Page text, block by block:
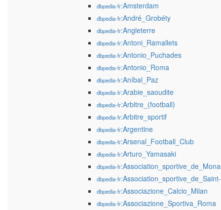
dbpedia-fr:Amsterdam
dbpedia-fr:André_Grobéty
dbpedia-fr:Angleterre
dbpedia-fr:Antoni_Ramallets
dbpedia-fr:Antonio_Puchades
dbpedia-fr:Antonio_Roma
dbpedia-fr:Aníbal_Paz
dbpedia-fr:Arabie_saoudite
dbpedia-fr:Arbitre_(football)
dbpedia-fr:Arbitre_sportif
dbpedia-fr:Argentine
dbpedia-fr:Arsenal_Football_Club
dbpedia-fr:Arturo_Yamasaki
dbpedia-fr
dbpedia-fr
dbpedia-fr:Associazione_Calcio_Milan
dbpedia-fr:Associazione_Sportiva_Roma